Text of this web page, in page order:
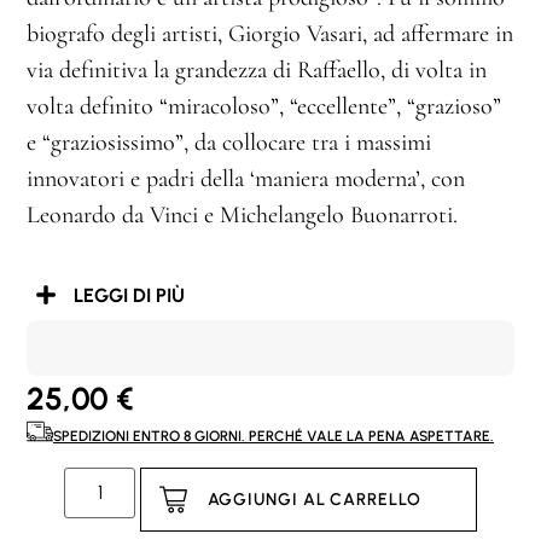
biografo degli artisti, Giorgio Vasari, ad affermare in
via definitiva la grandezza di Raffaello, di volta in
volta definito “miracoloso”, “eccellente”, “grazioso”
e “graziosissimo”, da collocare tra i massimi
innovatori e padri della ‘maniera moderna’, con
Leonardo da Vinci e Michelangelo Buonarroti.
LEGGI DI PIÙ
25,00 €
SPEDIZIONI ENTRO 8 GIORNI. PERCHÉ VALE LA PENA ASPETTARE.
AGGIUNGI AL CARRELLO